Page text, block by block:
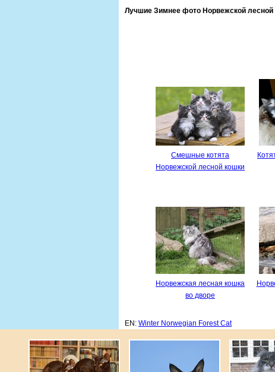
Лучшие Зимнее фото Норвежской лесной
Смешные котята
Норвежской лесной кошки
Норвежская лесная кошка
во дворе
EN: Winter Norwegian Forest Cat